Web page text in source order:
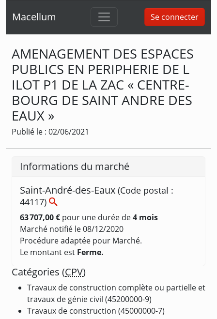
Macellum Se connecter
AMENAGEMENT DES ESPACES
PUBLICS EN PERIPHERIE DE L
ILOT P1 DE LA ZAC « CENTRE-
BOURG DE SAINT ANDRE DES
EAUX »
Publié le : 02/06/2021
Informations du marché
Saint-André-des-Eaux (Code postal :
44117)
63 707,00 € pour une durée de4 mois
Marché notifié le 08/12/2020
Procédure adaptée pour Marché.
Le montant est Ferme.
Catégories (CPV)
Travaux de construction complète ou partielle et
travaux de génie civil (45200000-9)
Travaux de construction (45000000-7)